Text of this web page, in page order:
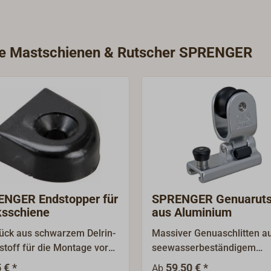
und gut geeignet,
das Gewicht
bis 12mm geeignet,
haben Stopplöcher im
die Schlitten haben
Stopper.
& Rutscher SPRENGER
Endstopper für
aus schwarzem Delrin-
für die Montage vor
die T-Schiene
€ *
SPRENGER
aus Aluminium
Massiver Genuaschlitten
seewasserbeständigem
Aluminium, wahlweise
Ab 59,50 € *